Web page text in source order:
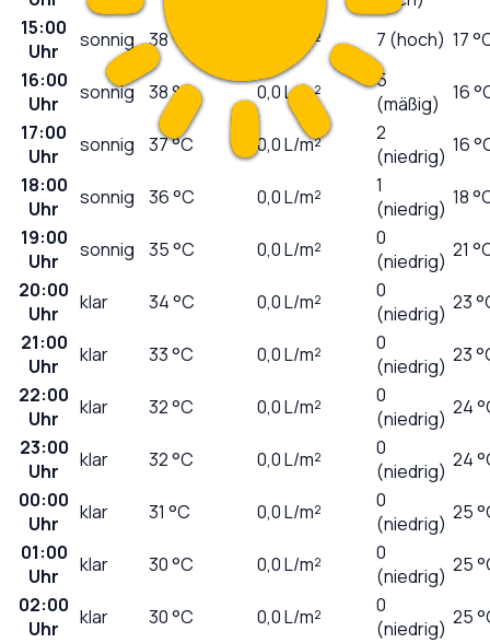
15:00
Uhr
sonnig 38°C L/m² 7 (hoch) 17
16:00
Uhr
sonnig 38°C 0,0L/m²
5
(mäßig)
16
17:00
Uhr
sonnig 37°C 0,0L/m²
2
(niedrig) 16
18:00
Uhr
sonnig 36°C 0,0L/m²
1
(niedrig) 18
19:00
Uhr
sonnig 35°C 0,0L/m²
0
(niedrig) 21
20:00
Uhr
klar 34°C 0,0L/m²
0
(niedrig) 23
21:00
Uhr
klar 33°C 0,0L/m²
0
(niedrig) 23
22:00
Uhr
klar 32°C 0,0L/m²
0
(niedrig) 24
23:00
Uhr
klar 32°C 0,0L/m²
0
(niedrig) 24
00:00
Uhr
klar 31 °C 0,0L/m²
0
(niedrig) 25
01:00
Uhr
klar 30°C 0,0L/m²
0
(niedrig) 25
02:00
Uhr
klar 30°C 0,0L/m²
0
(niedrig) 25